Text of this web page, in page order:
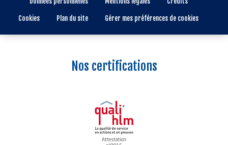
Cookies Plan du site Gérer mes préférences de cookies
Nos certifications